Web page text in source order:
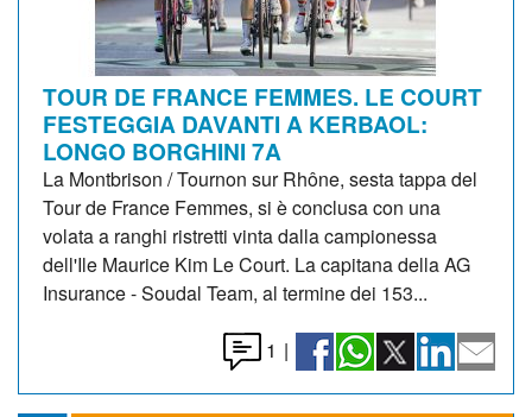
TOUR DE FRANCE FEMMES. LE COURT
FESTEGGIA DAVANTI A KERBAOL:
LONGO BORGHINI 7A
La Montbrison / Tournon sur Rhône, sesta tappa del
Tour de France Femmes, si è conclusa con una
volata a ranghi ristretti vinta dalla campionessa
dell'Ile Maurice Kim Le Court. La capitana della AG
Insurance - Soudal Team, al termine dei 153...
1 |